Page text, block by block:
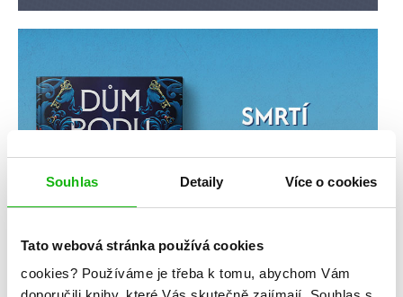
Souhlas Detaily Více o cookies
Tato webová stránka používá cookies
cookies? Používáme je třeba k tomu, abychom Vám